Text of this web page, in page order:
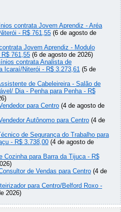
contrata Jovem Aprendiz - Aréa
- R$ 761,55 (6 de agosto de
Jovem Aprendiz - Modulo
761,55 (6 de agosto de 2026)
contrata Analista de
Icaraí/Niterói - R$ 3.273,61 (5 de
de Cabeleireira - Salão de
Dia - Penha para Penha - R$
para Centro (4 de agosto de
Autônomo para Centro (4 de
de Segurança do Trabalho para
- R$ 3.738,00 (4 de agosto de
Cozinha para Barra da Tijuca - R$
de Vendas para Centro (4 de
para Centro/Belford Roxo -
2026)